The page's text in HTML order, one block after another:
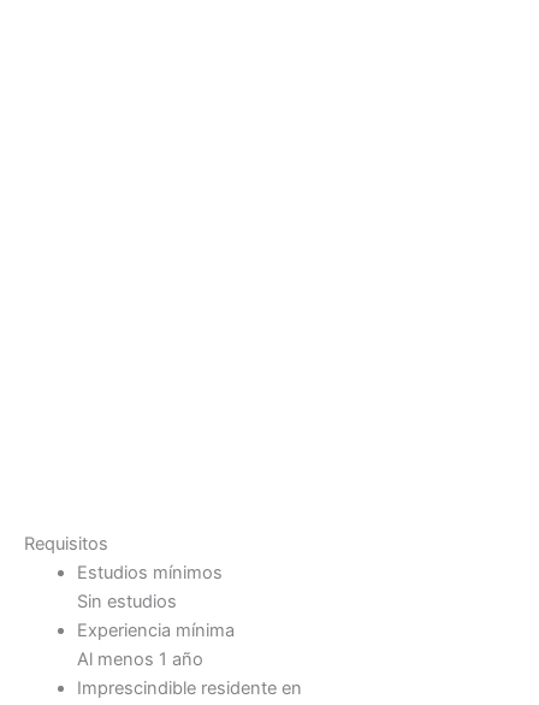
Requisitos
Estudios mínimos
Sin estudios
Experiencia mínima
Al menos 1 año
Imprescindible residente en